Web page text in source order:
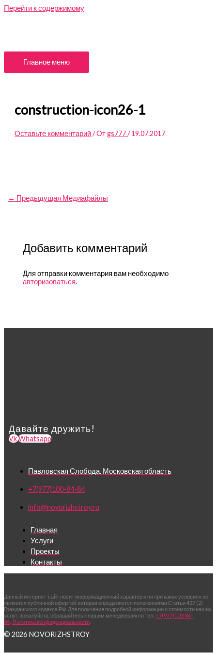
Перейти к содержимому
Главное меню
construction-icon26-1
Оставьте комментарий / Отgs777/19.07.2017
← Предыдущая Медиафайлы
Добавить комментарий
Для отправки комментария вам необходимо
авторизоваться.
Давайте дружить!
VkWhatsapp
Павловская Слобода, Московская область
+7(977)100-84-84
info@novorizhstroy.ru
Главная
Услуги
Проекты
Контакты
Данный интернет-сайт носит информационный характер и ни при каких условиях не
является публичной офертой, которая определяется положениями Статьи 437 (2)
Гражданского кодекса РФ. Для получения подробной информации о стоимости наших
услуг, пожалуйста, обращайтесь к нашим менеджерам по тел: +7(977)100-84-
84 Политика конфиденциальности
© 2026 NOVORIZHSTROY